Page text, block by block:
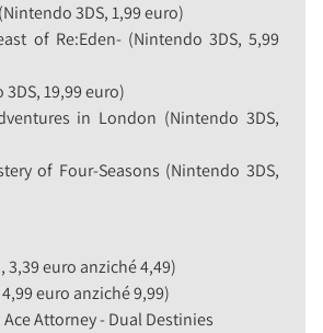
3DS, 1,99 euro)
of Re:Eden- (Nintendo 3DS, 5,99
19,99 euro)
in London (Nintendo 3DS,
of Four-Seasons (Nintendo 3DS,
3,39 euro anziché 4,49)
euro anziché 9,99)
Attorney - Dual Destinies